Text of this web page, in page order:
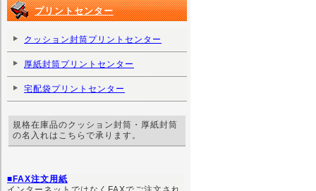
プリントセンター
クッション封筒プリントセンター
厚紙封筒プリントセンター
宅配袋プリントセンター
規格在庫品のクッション封筒・厚紙封筒
の名入れはこちらで承ります。
■FAX注文用紙